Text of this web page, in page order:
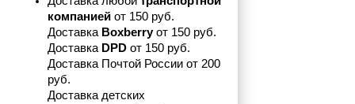
компанией от 150 руб.
Доставка Boxberry от 150 руб.
Доставка DPD от 150 руб.
Доставка Почтой России от 200
руб.
Доставка детских